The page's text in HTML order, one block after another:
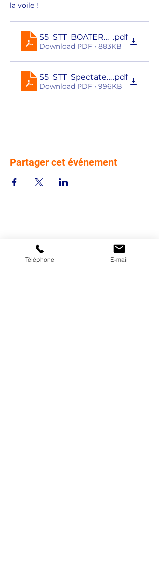
la voile !
.pdf
Download PDF • 883KB
.pdf
Download PDF • 996KB
Partager cet événement
Téléphone E-mail